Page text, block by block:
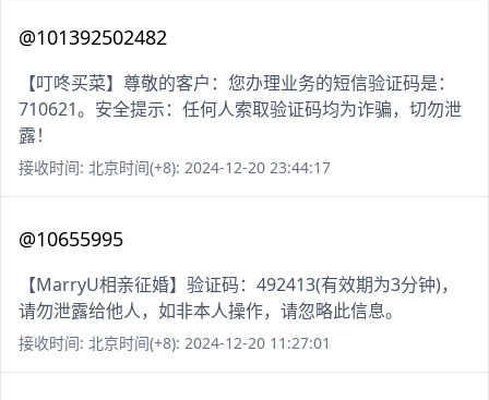
@101392502482
【叮咚买菜】尊敬的客户：您办理业务的短信验证码是：
710621。安全提示：任何人索取验证码均为诈骗，切勿泄
露！
接收时间: 北京时间(+8): 2024-12-20 23:44:17
@10655995
【MarryU相亲征婚】验证码：492413(有效期为3分钟)，
请勿泄露给他人，如非本人操作，请忽略此信息。
接收时间: 北京时间(+8): 2024-12-20 11:27:01